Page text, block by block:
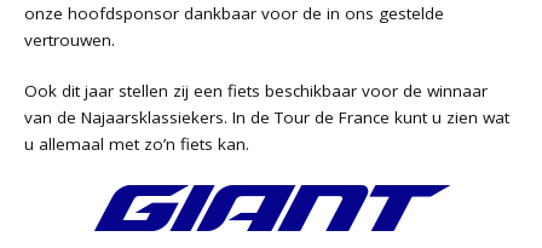
onze hoofdsponsor dankbaar voor de in ons gestelde
vertrouwen.
Ook dit jaar stellen zij een fiets beschikbaar voor de winnaar
van de Najaarsklassiekers. In de Tour de France kunt u zien wat
u allemaal met zo’n fiets kan.